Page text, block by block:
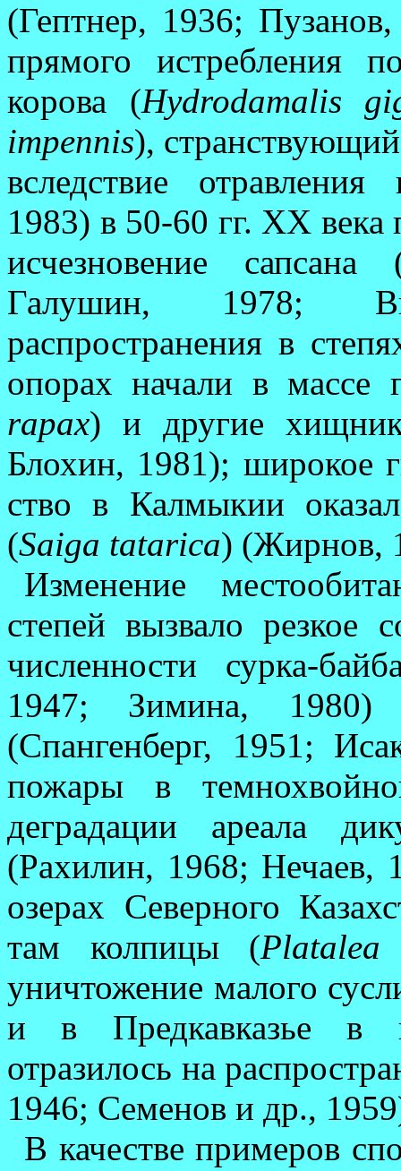
(Гептнер, 1936;
прямого истребления
корова (Hydroda­malis
impennis),
вследствие
1983) в 50-60 гг. ХХ века
исчезновение сапсана
Галушин, 1978;
распространения в
опорах начали в массе
rapax) и другие
Блохин, 1981); широкое
ство в Калмыкии
(Saiga tatarica) (Жирнов,
Изменение
степей вызвало резкое
численности сурка-
1947; Зимина,
(Спангенберг, 1951;
пожары в
деградации аре­ала
(Рахилин, 1968; Нечаев,
озе­рах Северного
там колпицы (Platalea
уничтожение малого
и в Пред­кавказье в
отразилось на
1946; Семе­нов и др.,
В качестве примеров